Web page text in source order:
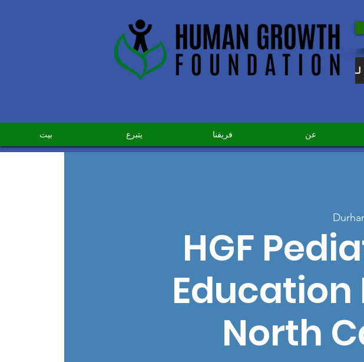
بيت يتبرع فريقنا عن
HGF
North